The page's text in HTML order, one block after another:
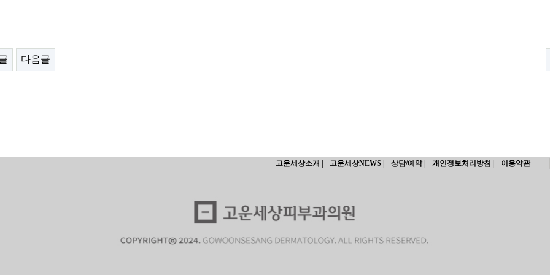
다음글
고운세상소개 | 고운세상NEWS | 상담/예약 | 개인정보처리방침 | 이용약관